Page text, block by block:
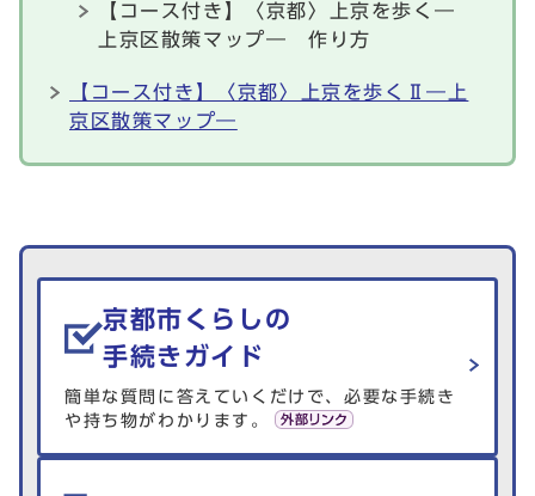
【コース付き】〈京都〉上京を歩く―
上京区散策マップ― 作り方
【コース付き】〈京都〉上京を歩くⅡ―上
京区散策マップ―
生活情報を探す
京都市くらしの
手続きガイド
簡単な質問に答えていくだけで、必要な手続き
や持ち物がわかります。